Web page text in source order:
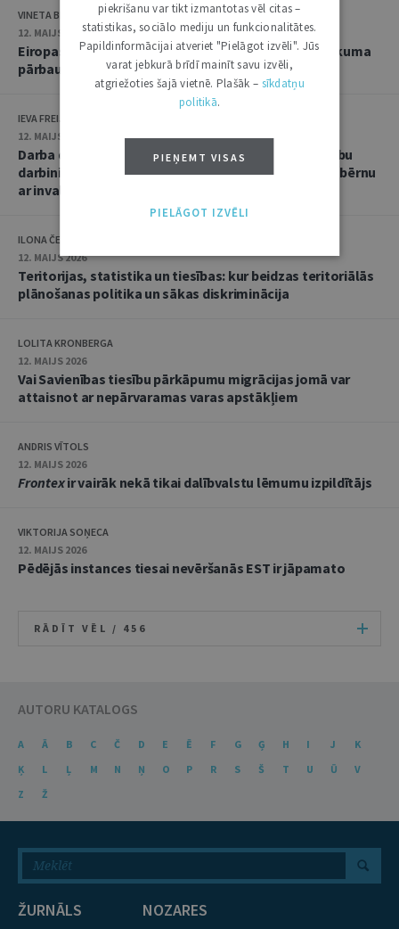
VINETA BEI
12. MAIJS 2026
Eiropas politiskajai partijai uzliktas sankcijas tiesiskuma
pārbaude Vispārējā tiesā
IEVA FREIJA-PEKATI
12. MAIJS 2026
Darba devēja pienākums pielāgot darba laiku par labu
darbiniekam, kam nav invaliditātes, bet kas aprūpē bērnu
ar invaliditāti
ILONA ČEIČA
12. MAIJS 2026
Teritorijas, statistika un tiesības: kur beidzas teritoriālās
plānošanas politika un sākas diskriminācija
LOLITA KRONBERGA
12. MAIJS 2026
Vai Savienības tiesību pārkāpumu migrācijas jomā var
attaisnot ar nepārvaramas varas apstākļiem
ANDRIS VĪTOLS
12. MAIJS 2026
Frontexir vairāk nekā tikai dalībvalstu lēmumu izpildītājs
VIKTORIJA SOŅECA
12. MAIJS 2026
Pēdējās instances tiesai nevēršanās EST ir jāpamato
RĀDĪT VĒL / 456
AUTORU KATALOGS
A Ā B C Č D E Ē F G Ģ H I J
K
Ķ
L Ļ M N Ņ O P R S Š T U Ū
V
Z
Ž
ŽURNĀLS
NOZARES
piekrišanu var tikt izmantotas vēl citas –
statistikas, sociālo mediju un funkcionalitātes.
Papildinformācijai atveriet "Pielāgot izvēli". Jūs
varat jebkurā brīdī mainīt savu izvēli,
atgriežoties šajā vietnē. Plašāk – sīkdatņu
politikā.
PIEŅEMT VISAS
PIELĀGOT IZVĒLI